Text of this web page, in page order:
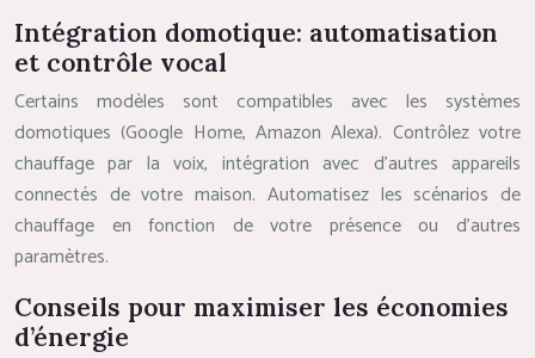
Intégration domotique: automatisation
et contrôle vocal
Certains modèles sont compatibles avec les systèmes
domotiques (Google Home, Amazon Alexa). Contrôlez votre
chauffage par la voix, intégration avec d’autres appareils
connectés de votre maison. Automatisez les scénarios de
chauffage en fonction de votre présence ou d’autres
paramètres.
Conseils pour maximiser les économies
d’énergie